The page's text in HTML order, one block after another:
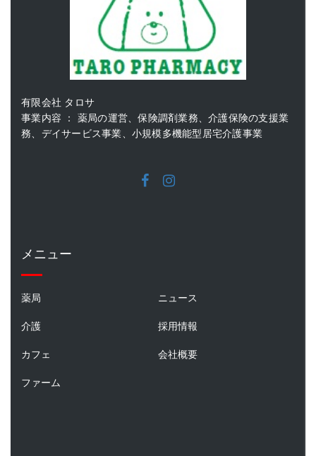
有限会社 タロサ
事業内容 ： 薬局の運営、保険調剤業務、介護保険の支援業
務、デイサービス事業、小規模多機能型居宅介護事業
メニュー
薬局
介護
カフェ
ファーム
ニュース
採用情報
会社概要